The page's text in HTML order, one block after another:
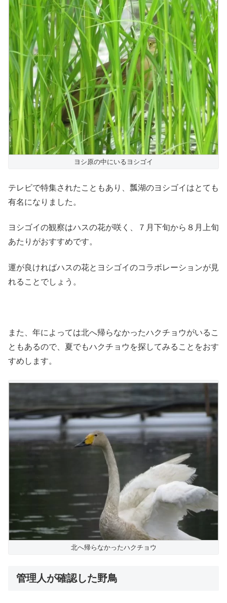
ヨシ原の中にいるヨシゴイ
テレビで特集されたこともあり、瓢湖のヨシゴイはとても
有名になりました。
ヨシゴイの観察はハスの花が咲く、７月下旬から８月上旬
あたりがおすすめです。
運が良ければハスの花とヨシゴイのコラボレーションが見
れることでしょう。
また、年によっては北へ帰らなかったハクチョウがいるこ
ともあるので、夏でもハクチョウを探してみることをおす
すめします。
北へ帰らなかったハクチョウ
管理人が確認した野鳥